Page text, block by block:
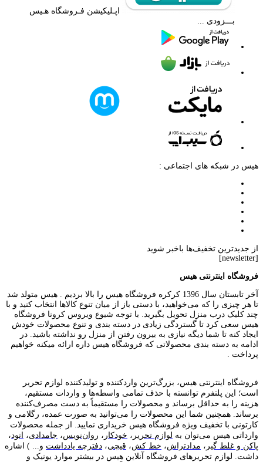
اپـلیکیشن فـروشگاه هـیس
بـــزودی ...
هیس در شبکه های اجتماعی :
از جدیدترین تخفیف‌ها باخبر شوید
[newsletter]
فروشگاه اینترنتی هیس
آخر تابستان سال 1396 کرکره فروشگاه هیس را بالا بردیم . هیس متولد شد
تا هر چیزی را که می‌خواهید، با دستی باز از میان تنوع کالاها انتخاب کنید و با
چند کلیک درب منزل تحویل بگیرید. با توجه شیوع ویروس کرونا فروشگاه
هیس سعی کرد تا گستردگی زیادی در دسته بندی و تنوع محصولات خودش
ایجاد کنه تا شما دیگه نیازی به بیرون رفتن از منزل رو نداشته باشید. در
ادامه به دسته بندی محصولاتی که فروشگاه هیس داره ارائه میکنه خواهیم
پرداخت .
فروشگاه اینترنتی هیس، بزرگ‌ترین وارد‌کننده و تولید‌کننده لوازم تحریر
است؛ این پلتفرم توانسته با حذف تمامی واسطه‌ها و واردات مستقیم،
هزینه را به حداقل برساند و محصولات را مستقیماً به دست مصرف‌کننده
برساند. همچنین شما این محصولات را می‌توانید به صورت عمده، رگلامی و
کارتونی با تخفیف ویژه فروشگاه هیس خریداری نمایید. از جمله محصولات
وارداتی هیس می‌توان به لوازم تحریر ، خودکار ، روان‌نویس، جامدادی، اتود،
پاکن و غلط گیر ، مدادتراش، خط کش، قیچی، دفترچه یادداشت و... ) اشاره
داشت. لوازم تحریر‌های فروشگاه آنلاین هیس در بیشتر موارد یونیک و